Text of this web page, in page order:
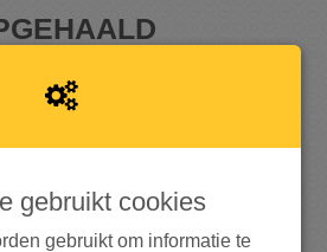
2 5
mijn streefbedrag
gebruikt cookies
gebruikt om informatie te